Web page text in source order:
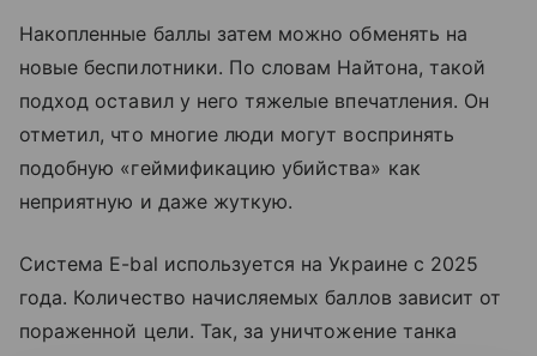
Накопленные баллы затем можно обменять на
новые беспилотники. По словам Найтона, такой
подход оставил у него тяжелые впечатления. Он
отметил, что многие люди могут воспринять
подобную «геймификацию убийства» как
неприятную и даже жуткую.
Система E-bal используется на Украине с 2025
года. Количество начисляемых баллов зависит от
пораженной цели. Так, за уничтожение танка